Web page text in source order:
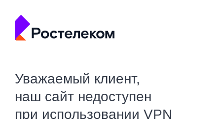
Уважаемый клиент,
наш сайт недоступен
при использовании VPN